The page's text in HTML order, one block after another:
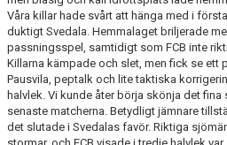
PROVTRÄNING
SKADEBEHANDLING
VÄRDEGRUND
FOTBOLLSCAMP 2026
Våra killar hade svårt att hänga med i
duktigt Svedala. Hemmalaget briljerade
passningsspel, samtidigt som FCB inte
Killarna kämpade och slet, men fick se ett
Pausvila, peptalk och lite taktiska
halvlek. Vi kunde åter börja skönja det
senaste matcherna. Betydligt jämnare
det slutade i Svedalas favör. Riktiga